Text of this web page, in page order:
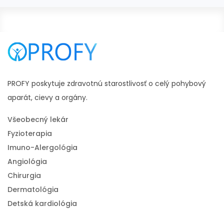
PROFY poskytuje zdravotnú starostlivosť o celý pohybový
aparát, cievy a orgány.
Všeobecný lekár
Fyzioterapia
Imuno-Alergológia
Angiológia
Chirurgia
Dermatológia
Detská kardiológia